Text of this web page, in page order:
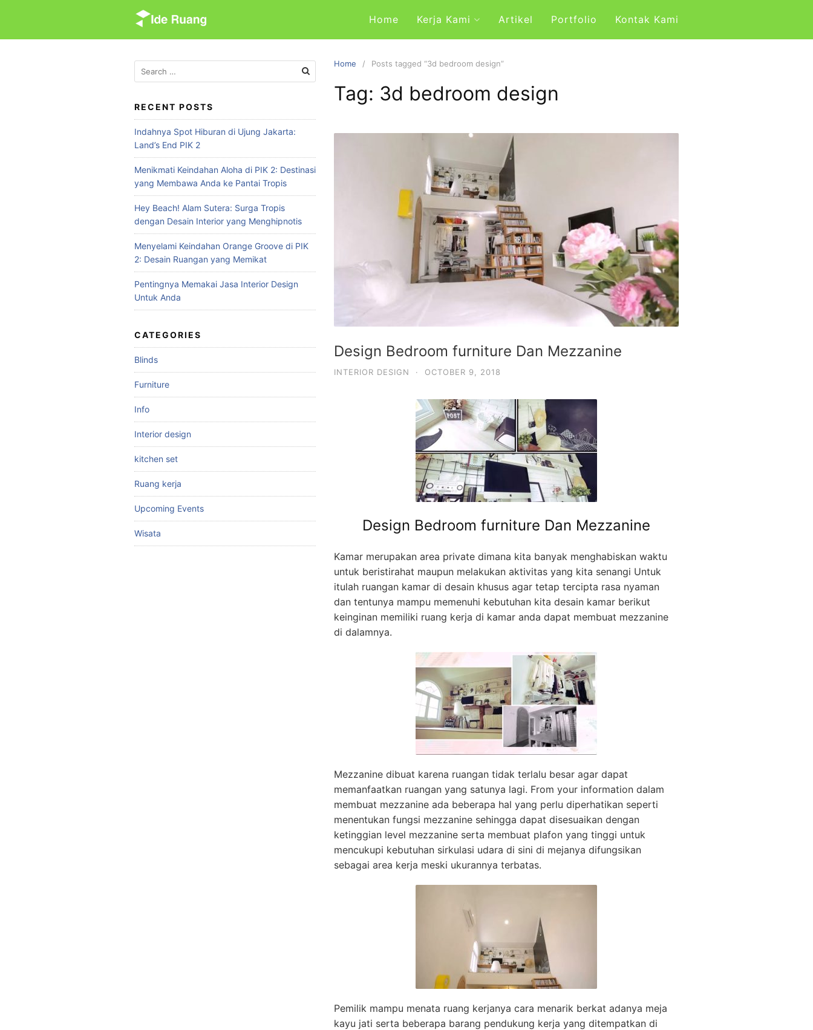
i
Home Kerja Kami Artikel Portfolio Kontak Kami
Home Posts tagged “3d bedroom design”
Tag: 3d bedroom design
Design Bedroom furniture Dan Mezzanine
INTERIOR DESIGN · OCTOBER 9, 2018
Design Bedroom furniture Dan Mezzanine
Kamar merupakan area private dimana kita banyak menghabiskan waktu
untuk beristirahat maupun melakukan aktivitas yang kita senangi Untuk
itulah ruangan kamar di desain khusus agar tetap tercipta rasa nyaman
dan tentunya mampu memenuhi kebutuhan kita desain kamar berikut
keinginan memiliki ruang kerja di kamar anda dapat membuat mezzanine
di dalamnya.
Mezzanine dibuat karena ruangan tidak terlalu besar agar dapat
memanfaatkan ruangan yang satunya lagi. From your information dalam
membuat mezzanine ada beberapa hal yang perlu diperhatikan seperti
menentukan fungsi mezzanine sehingga dapat disesuaikan dengan
ketinggian level mezzanine serta membuat plafon yang tinggi untuk
mencukupi kebutuhan sirkulasi udara di sini di mejanya difungsikan
sebagai area kerja meski ukurannya terbatas.
Pemilik mampu menata ruang kerjanya cara menarik berkat adanya meja
kayu jati serta beberapa barang pendukung kerja yang ditempatkan di
e
r
c
h
f
o
r
:
RECENT POSTS
Indahnya Spot Hiburan di Ujung Jakarta:
Land’s End PIK 2
Menikmati Keindahan Aloha di PIK 2: Destinasi
yang Membawa Anda ke Pantai Tropis
Hey Beach! Alam Sutera: Surga Tropis
dengan Desain Interior yang Menghipnotis
Menyelami Keindahan Orange Groove di PIK
2: Desain Ruangan yang Memikat
Pentingnya Memakai Jasa Interior Design
Untuk Anda
CATEGORIES
Blinds
Furniture
Info
Interior design
kitchen set
Ruang kerja
Upcoming Events
Wisata